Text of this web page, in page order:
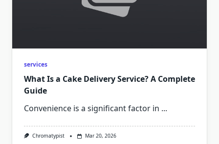
services
What Is a Cake Delivery Service? A Complete
Guide
Convenience is a significant factor in ...
Chromatypist Mar 20, 2026